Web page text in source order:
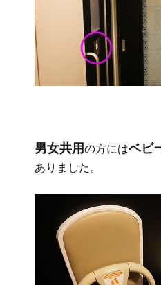
男女共用の方にはベビ
ありました。